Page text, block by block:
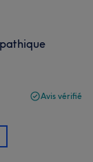
Avis vérifié